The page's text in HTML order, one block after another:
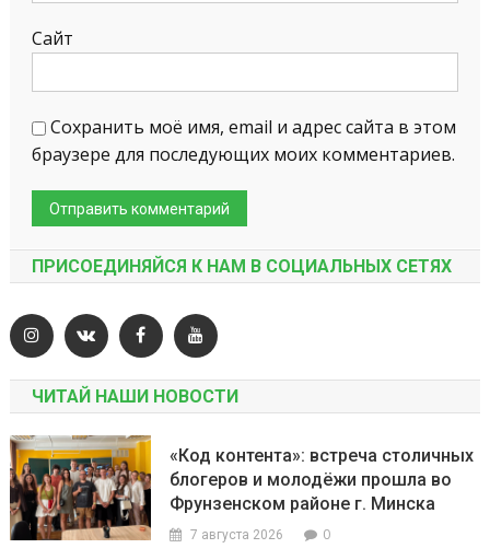
Сайт
Сохранить моё имя, email и адрес сайта в этом
браузере для последующих моих комментариев.
ПРИСОЕДИНЯЙСЯ К НАМ В СОЦИАЛЬНЫХ СЕТЯХ
ЧИТАЙ НАШИ НОВОСТИ
«Код контента»: встреча столичных
блогеров и молодёжи прошла во
Фрунзенском районе г. Минска
7 августа 2026 0